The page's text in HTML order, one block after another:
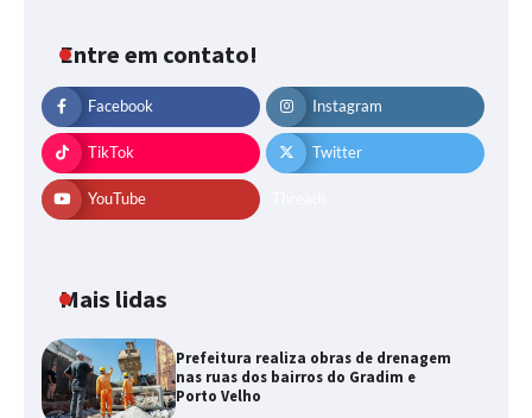
Entre em contato!
Facebook Instagram
TikTok Twitter
YouTube
Mais lidas
Prefeitura realiza obras de drenagem
nas ruas dos bairros do Gradim e
Porto Velho